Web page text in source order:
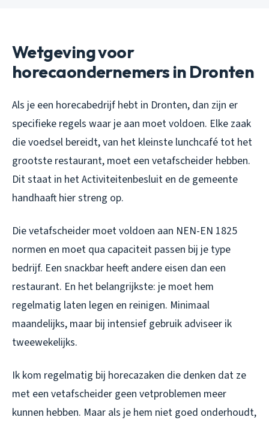
Wetgeving voor
horecaondernemers in Dronten
Als je een horecabedrijf hebt in Dronten, dan zijn er
specifieke regels waar je aan moet voldoen. Elke zaak
die voedsel bereidt, van het kleinste lunchcafé tot het
grootste restaurant, moet een vetafscheider hebben.
Dit staat in het Activiteitenbesluit en de gemeente
handhaaft hier streng op.
Die vetafscheider moet voldoen aan NEN-EN 1825
normen en moet qua capaciteit passen bij je type
bedrijf. Een snackbar heeft andere eisen dan een
restaurant. En het belangrijkste: je moet hem
regelmatig laten legen en reinigen. Minimaal
maandelijks, maar bij intensief gebruik adviseer ik
tweewekelijks.
Ik kom regelmatig bij horecazaken die denken dat ze
met een vetafscheider geen vetproblemen meer
kunnen hebben. Maar als je hem niet goed onderhoudt,